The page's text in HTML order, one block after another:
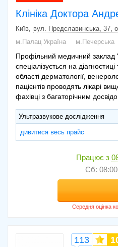
Клініка Доктора
Київ
вул. Предславинська, 37,
м.Палац Україна
м.Печерська
Профільний медичний заклад
спеціалізується на
області дерматології,
пацієнтів проводять лікарі
фахівці з багаторічним
Ультразвукове дослідження
дивитися весь прайс
Працює з
Сб:
113